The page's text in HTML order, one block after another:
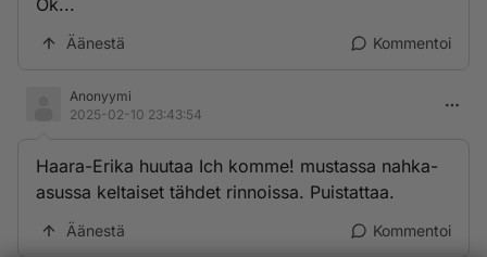
Ok...
Äänestä Kommentoi
Anonyymi
2025-02-10 23:43:54
Haara-Erika huutaa Ich komme! mustassa nahka-
asussa keltaiset tähdet rinnoissa. Puistattaa.
Äänestä Kommentoi